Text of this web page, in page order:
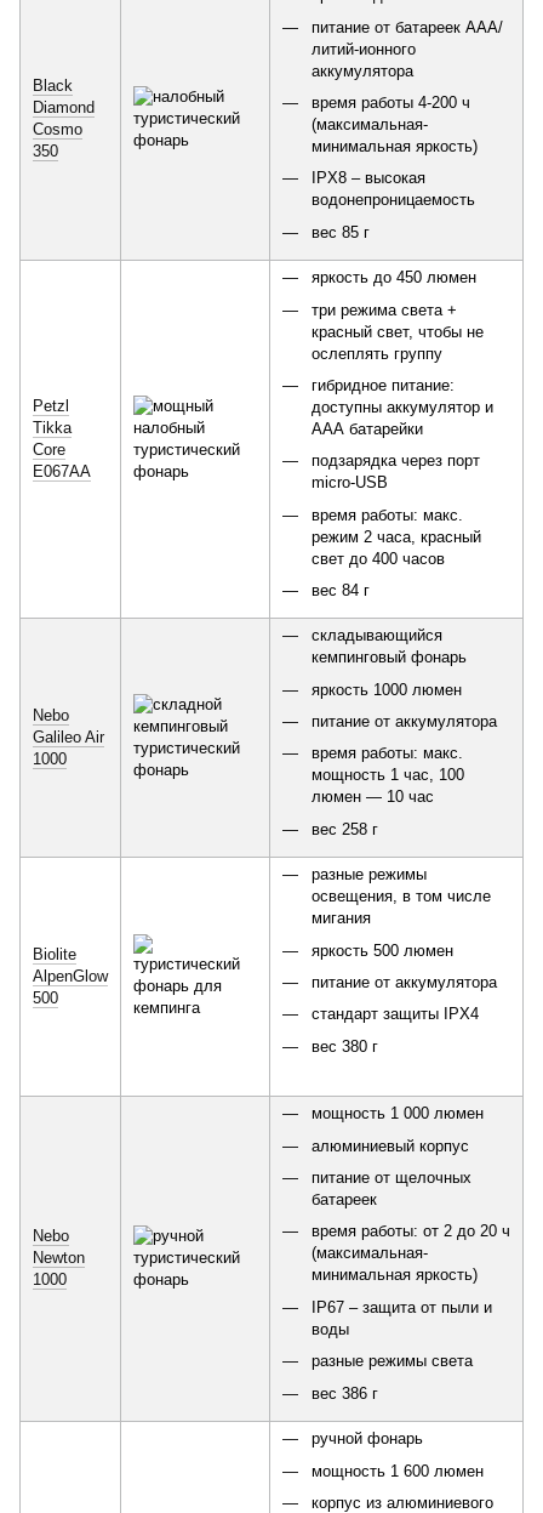
Black
Diamond
Cosmo
350
питание от батареек ААА/
литий-ионного
аккумулятора
время работы 4-200 ч
(максимальная-
минимальная яркость)
IPX8 – высокая
водонепроницаемость
вес 85 г
Petzl
Tikka
Core
E067AA
яркость до 450 люмен
три режима света +
красный свет, чтобы не
ослеплять группу
гибридное питание:
доступны аккумулятор и
ААА батарейки
подзарядка через порт
micro-USB
время работы: макс.
режим 2 часа, красный
свет до 400 часов
вес 84 г
Nebo
Galileo Air
1000
складывающийся
кемпинговый фонарь
яркость 1000 люмен
питание от аккумулятора
время работы: макс.
мощность 1 час, 100
люмен — 10 час
вес 258 г
Biolite
AlpenGlow
500
разные режимы
освещения, в том числе
мигания
яркость 500 люмен
питание от аккумулятора
стандарт защиты IPX4
вес 380 г
Nebo
Newton
1000
мощность 1 000 люмен
алюминиевый корпус
питание от щелочных
батареек
время работы: от 2 до 20 ч
(максимальная-
минимальная яркость)
IP67 – защита от пыли и
воды
разные режимы света
вес 386 г
ручной фонарь
мощность 1 600 люмен
корпус из алюминиевого